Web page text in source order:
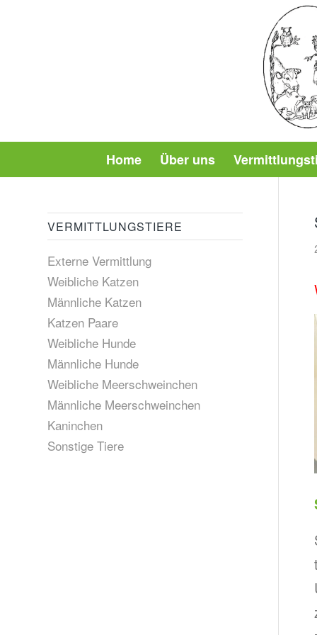
Home Über uns
VERMITTLUNGSTIERE
Externe Vermittlung
Weibliche Katzen
Männliche Katzen
Katzen Paare
Weibliche Hunde
Männliche Hunde
Weibliche Meerschweinchen
Männliche Meerschweinchen
Kaninchen
Sonstige Tiere